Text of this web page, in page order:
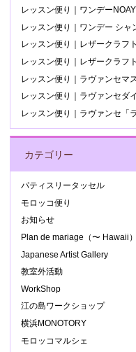
レッスン便り｜ワンデー
レッスン便り｜ワンデー シャ
レッスン便り｜レザークラフ
レッスン便り｜レザークラフ
レッスン便り｜ラヴァンセマ
レッスン便り｜ラヴァンセダ
レッスン便り｜ラヴァンセ「
カテゴリー
パティスリータッセル
モロッコ便り
お知らせ
Plan de mariage（〜 Hawaii）
Japanese Artist Gallery
教室外活動
WorkShop
江の島ワークショップ
横浜MONOTORY
モロッコマルシェ